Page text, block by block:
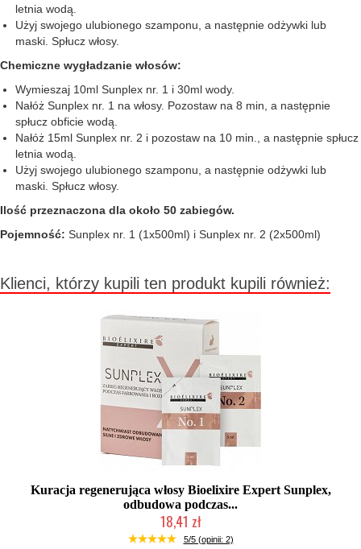
letnia wodą.
Użyj swojego ulubionego szamponu, a następnie odżywki lub
maski. Spłucz włosy.
Chemiczne wygładzanie włosów:
Wymieszaj 10ml Sunplex nr. 1 i 30ml wody.
Nałóż Sunplex nr. 1 na włosy. Pozostaw na 8 min, a następnie
spłucz obficie wodą.
Nałóż 15ml Sunplex nr. 2 i pozostaw na 10 min., a następnie spłucz
letnia wodą.
Użyj swojego ulubionego szamponu, a następnie odżywki lub
maski. Spłucz włosy.
Ilość przeznaczona dla około 50 zabiegów.
Pojemność: Sunplex nr. 1 (1x500ml) i Sunplex nr. 2 (2x500ml)
Klienci, którzy kupili ten produkt kupili również:
Kuracja regenerująca włosy Bioelixire Expert Sunplex,
odbudowa podczas...
18,41 zł
Duża ilość (wysyłka w 24h)
5/5 (opinii: 2)